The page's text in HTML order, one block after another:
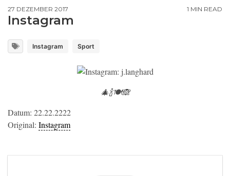
27 DEZEMBER 2017 1 MIN READ
Instagram
Instagram Sport
🎄🍾🍽🙈
Datum: 22.22.2222
Original: Instagram